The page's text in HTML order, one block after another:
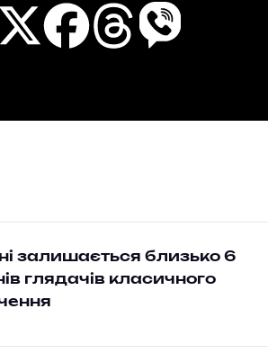
залишається близько 6
глядачів класичного